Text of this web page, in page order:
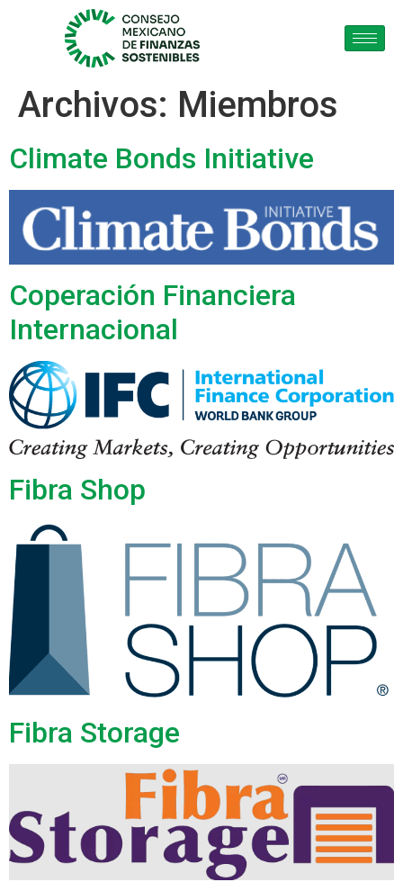
Archivos: Miembros
Climate Bonds Initiative
Coperación Financiera
Internacional
Fibra Shop
Fibra Storage